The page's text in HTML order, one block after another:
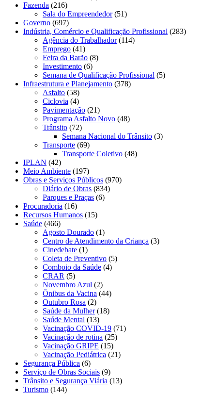
Fazenda (216)
Sala do Empreendedor(51)
Governo (697)
Indústria, Comércio e Qualificação Profissional (283)
Agência do Trabalhador(114)
Emprego (41)
Feira da Barão (8)
Investimento (6)
Semana de Qualificação Profissional (5)
Infraestrutura e Planejamento (378)
Asfalto (58)
Ciclovia (4)
Pavimentação (21)
Programa Asfalto Novo (48)
Trânsito (72)
Semana Nacional do Trânsito (3)
Transporte (69)
Transporte Coletivo (48)
IPLAN (42)
Meio Ambiente (197)
Obras e Serviços Públicos (970)
Diário de Obras (834)
Parques e Praças (6)
Procuradoria (16)
Recursos Humanos (15)
Saúde (466)
Agosto Dourado (1)
Centro de Atendimento da Criança (3)
Cinedebate (1)
Coleta de Preventivo (5)
Comboio da Saúde (4)
CRAR (5)
Novembro Azul (2)
Ônibus da Vacina (44)
Outubro Rosa (2)
Saúde da Mulher(18)
Saúde Mental (13)
Vacinação COVID-19 (71)
Vacinação de rotina (25)
Vacinação GRIPE (15)
Vacinação Pediátrica (21)
Segurança Pública (6)
Serviço de Obras Sociais (9)
Trânsito e Segurança Viária (13)
Turismo (144)